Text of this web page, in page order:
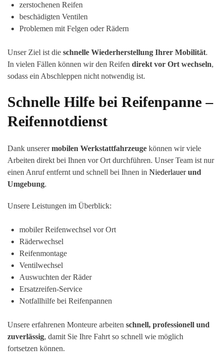
zerstochenen Reifen
beschädigten Ventilen
Problemen mit Felgen oder Rädern
Unser Ziel ist die schnelle Wiederherstellung Ihrer Mobilität.
In vielen Fällen können wir den Reifen direkt vor Ort wechseln,
sodass ein Abschleppen nicht notwendig ist.
Schnelle Hilfe bei Reifenpanne –
Reifennotdienst
Dank unserermobilen Werkstattfahrzeuge können wir viele
Arbeiten direkt bei Ihnen vor Ort durchführen. Unser Team ist nur
einen Anruf entfernt und schnell bei Ihnen in Niederlauerund
Umgebung.
Unsere Leistungen im Überblick:
mobiler Reifenwechsel vor Ort
Räderwechsel
Reifenmontage
Ventilwechsel
Auswuchten der Räder
Ersatzreifen-Service
Notfallhilfe bei Reifenpannen
Unsere erfahrenen Monteure arbeiten schnell, professionell und
zuverlässig, damit Sie Ihre Fahrt so schnell wie möglich
fortsetzen können.